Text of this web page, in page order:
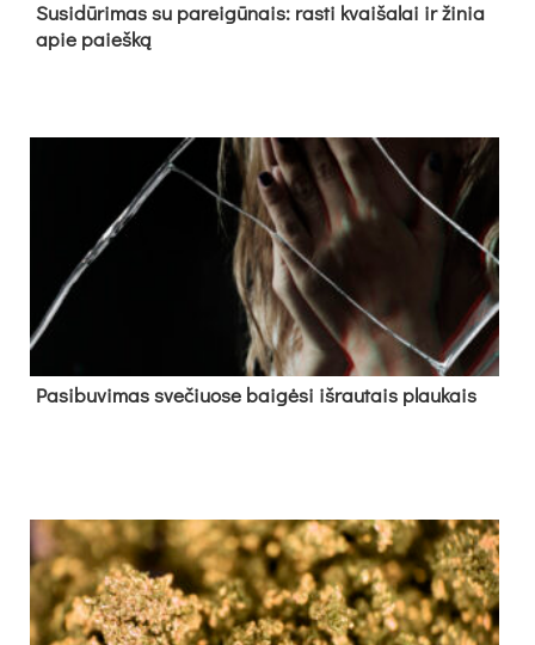
Su­si­dū­ri­mas su pa­rei­gū­nais: ras­ti kvai­ša­lai ir ži­nia
apie paieš­ką
Pa­si­bu­vi­mas sve­čiuo­se bai­gė­si iš­rau­tais plau­kais